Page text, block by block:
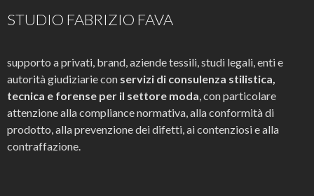
STUDIO FABRIZIO FAVA
supporto a privati, brand, aziende tessili, studi legali, enti e
autorità giudiziarie con servizi di consulenza stilistica,
tecnica e forense per il settore moda, con particolare
attenzione alla compliance normativa, alla conformità di
prodotto, alla prevenzione dei difetti, ai contenziosi e alla
contraffazione.